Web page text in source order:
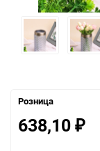
Розница
638,10 ₽